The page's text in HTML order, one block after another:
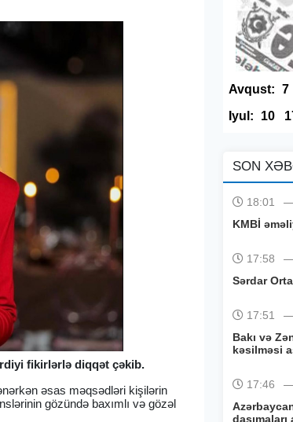
fikirlərlə diqqət çəkib.
əsas məqsədləri kişilərin
gözündə baxımlı və gözəl
Avqust: 7
Iyul:
10
SON
18:01
KMBİ
17:58
Sərdar
17:51
Bakı və
kəsilməsi
17:46
daşımaları